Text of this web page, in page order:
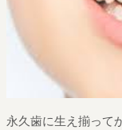
永久歯に生え揃って